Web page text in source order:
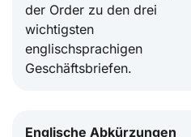
der Order zu den drei
wichtigsten
englischsprachigen
Geschäftsbriefen.
Englische Abkürzungen